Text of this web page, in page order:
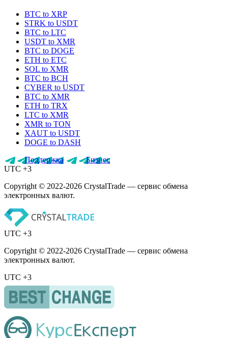
BTC to XRP
STRK to USDT
BTC to LTC
USDT to XMR
BTC to DOGE
ETH to ETC
SOL to XMR
BTC to BCH
CYBER to USDT
BTC to XMR
ETH to TRX
LTC to XMR
XMR to TON
XAUT to USDT
DOGE to DASH
Поддержка
Бизнес
UTC +3
Copyright © 2022-2026 CrystalTrade — сервис обмена
электронных валют.
UTC +3
Copyright © 2022-2026 CrystalTrade — сервис обмена
электронных валют.
UTC +3